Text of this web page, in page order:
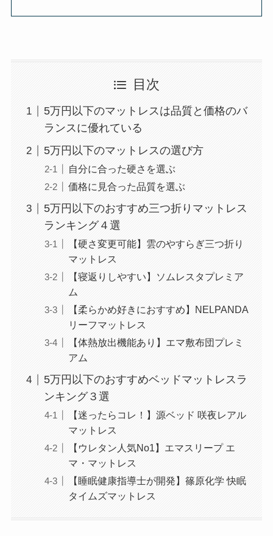
目次
5万円以下のマットレスは品質と価格のバ
ランスに優れている
5万円以下のマットレスの選び方
自分に合った硬さを選ぶ
価格に見合った品質を選ぶ
5万円以下のおすすめ三つ折りマットレス
ランキング４選
【硬さ変更可能】雲のやすらぎ三つ折り
マットレス
【寝返りしやすい】ソムレスタプレミア
ム
【柔らかめ好きにおすすめ】NELPANDA
リーフマットレス
【体熱放出機能あり】エマ敷布団プレミ
アム
5万円以下のおすすめベッドマットレスラ
ンキング３選
【迷ったらコレ！】源ベッド 咲夜レアル
マットレス
【ウレタン人気No1】エマスリープ エ
マ・マットレス
【睡眠健康指導士が開発】篠原化学 快眠
タイムズマットレス